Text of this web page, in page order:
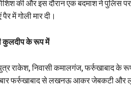
की और इस दौरान एक बदमाश ने पुलिस
में गोली मार दी।
कुलदीप के रूप में
राकेश, निवासी कमालगंज, फर्रुखाबाद के
फर्रुखाबाद से लखनऊ आकर जेबकटी और